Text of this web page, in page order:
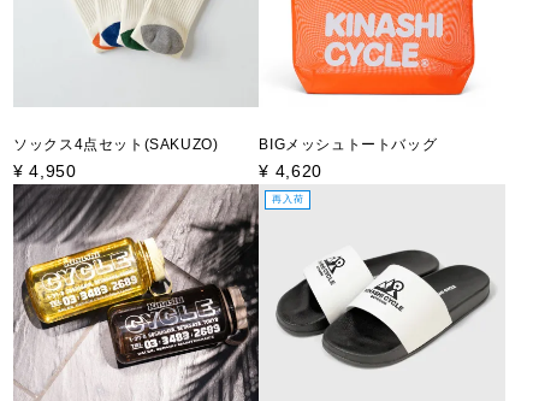
ソックス4点セット(SAKUZO)
¥ 4,950
BIGメッシュトートバッグ
¥ 4,620
再入荷